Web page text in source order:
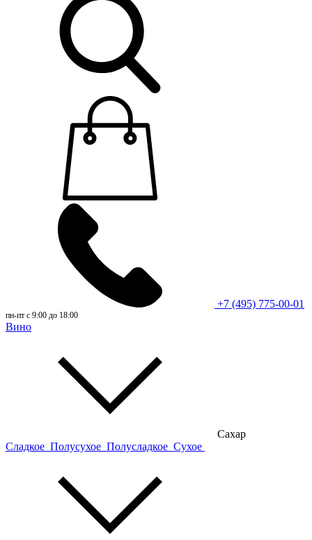
+7 (495) 775-00-01
пн-пт с 9:00 до 18:00
Вино
Сахар
Сладкое Полусухое Полусладкое Сухое